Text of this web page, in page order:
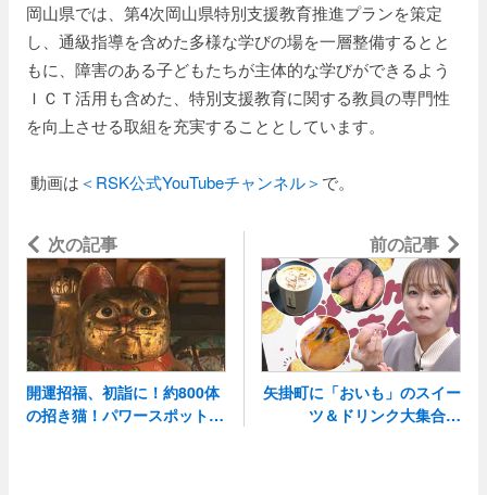
岡山県では、第4次岡山県特別支援教育推進プランを策定
し、通級指導を含めた多様な学びの場を一層整備するとと
もに、障害のある子どもたちが主体的な学びができるよう
ＩＣＴ活用も含めた、特別支援教育に関する教員の専門性
を向上させる取組を充実することとしています。
動画は ＜RSK公式YouTubeチャンネル＞ で。
次の記事
開運招福、初詣に！約800体
の招き猫！パワースポット招
前の記事
矢掛町に「おいも」のスイー
ツ＆ドリンク大集合！